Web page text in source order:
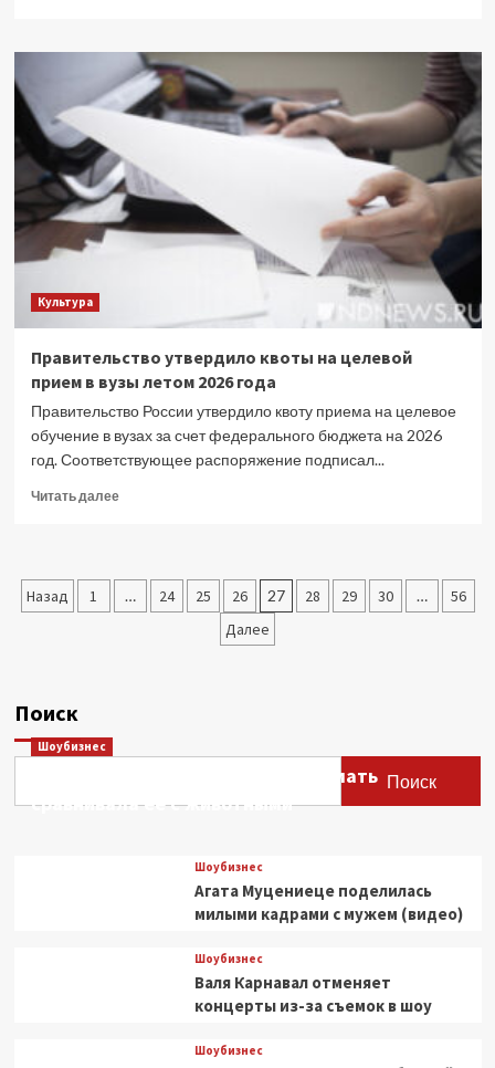
Россияне
смогут
задать
вопросы
легендарным
российским
актерам
–
в
рамках
Культура
Правительство утвердило квоты на целевой
прием в вузы летом 2026 года
Правительство России утвердило квоту приема на целевое
обучение в вузах за счет федерального бюджета на 2026
год. Соответствующее распоряжение подписал...
Читать далееПрочитать
утвердило
квоты
Пагинация
Назад 1 … 24 25 26 27 28 29 30 …
56
Далее
Поиск
Поиск
Шоубизнес
Этери Тутберидзе заявила, что мать
сравнивала ее с животными
Шоубизнес
Агата Муцениеце поделилась
милыми кадрами с мужем (видео)
Шоубизнес
Валя Карнавал отменяет
концерты из-за съемок в шоу
Шоубизнес